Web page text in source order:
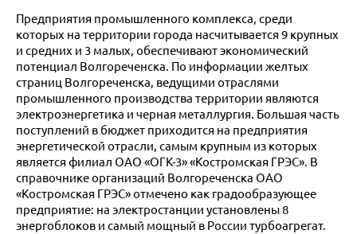
Предприятия промышленного комплекса, среди
которых на территории города насчитывается 9 крупных
и средних и 3 малых, обеспечивают экономический
потенциал Волгореченска. По информации желтых
страниц Волгореченска, ведущими отраслями
промышленного производства территории являются
электроэнергетика и черная металлургия. Большая часть
поступлений в бюджет приходится на предприятия
энергетической отрасли, самым крупным из которых
является филиал ОАО «ОГК-3» «Костромская ГРЭС». В
справочнике организаций Волгореченска ОАО
«Костромская ГРЭС» отмечено как градообразующее
предприятие: на электростанции установлены 8
энергоблоков и самый мощный в России турбоагрегат.